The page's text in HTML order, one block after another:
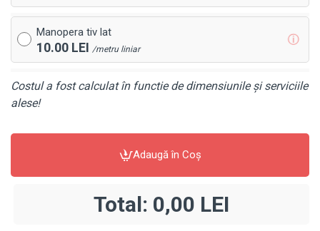
Manopera tiv lat
10.00 LEI /metru liniar
ⓘ
Costul a fost calculat în functie de dimensiunile și serviciile
alese!
Adaugă în Coş
Total: 0,00 LEI